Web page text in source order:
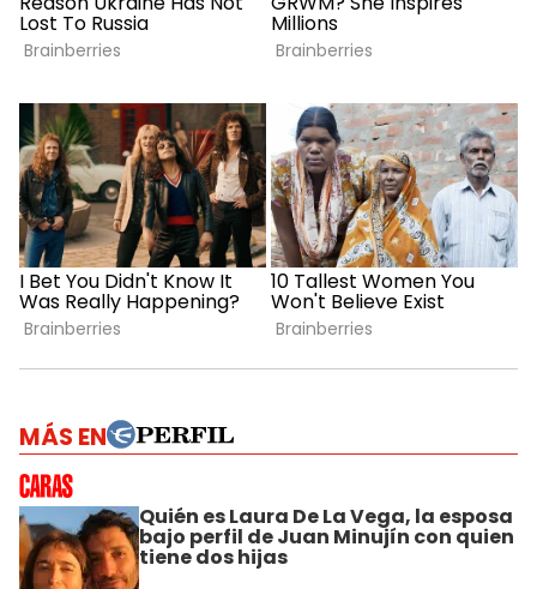
MÁS EN
Quién es Laura De La Vega, la esposa
bajo perfil de Juan Minujín con quien
tiene dos hijas